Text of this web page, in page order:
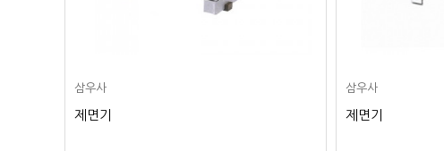
삼우사
제면기
삼우사
제면기